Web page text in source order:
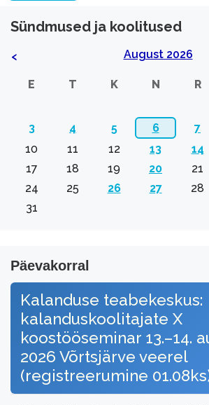
Sündmused ja koolitused
< August 2026
E T K N R
3
4 5 6 7
10
11 12 13 14
17
18 19 20 21
24
25 26 27 28
31
Päevakorral
Kalanduse teabekeskus:
kalanduskoolitajate X
koostööseminar 13.–14.
2026 Võrtsjärve veerel
(registreerumine